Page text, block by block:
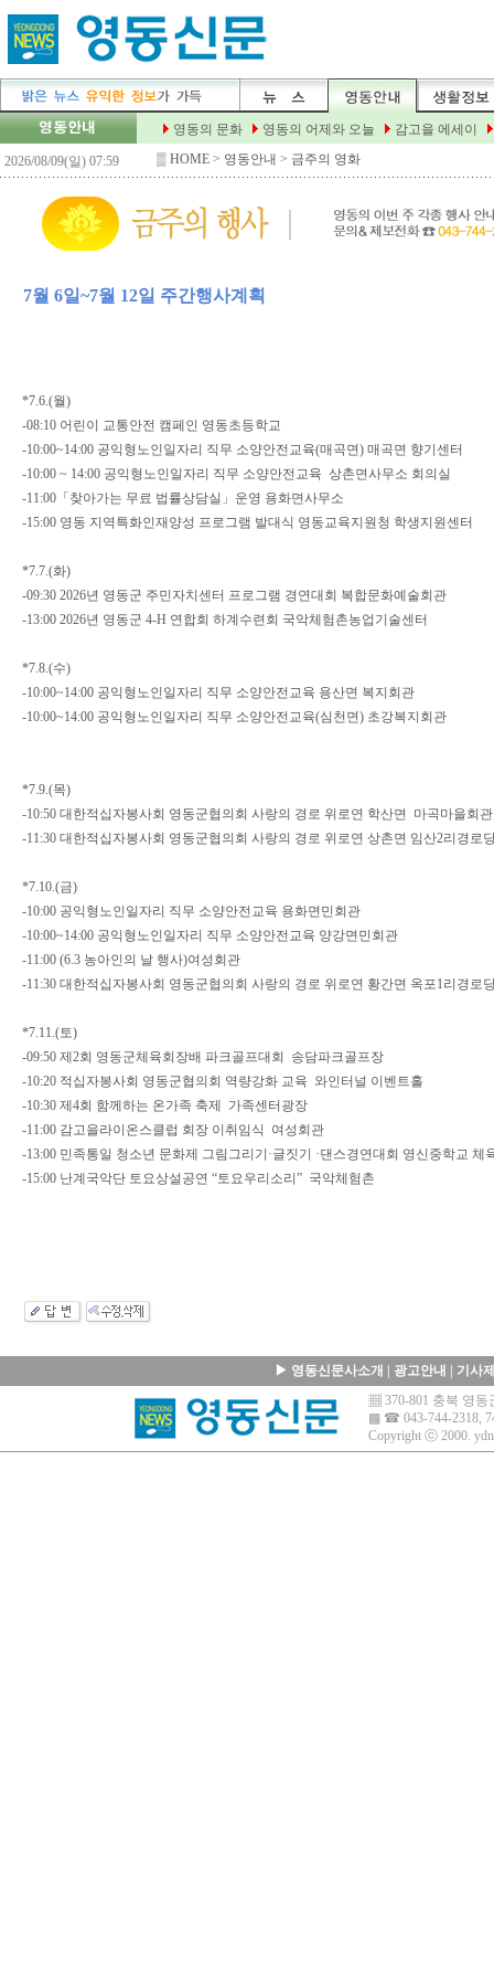
▒ HOME > 영동안내 > 금주의 영화
7월 6일~7월 12일 주간행사계획
*7.6.(월)
-08:10 어린이 교통안전 캠페인 영동초등학교
-10:00~14:00 공익형노인일자리 직무 소양안전교육(매곡면) 매곡면 향기센터
-10:00 ~ 14:00 공익형노인일자리 직무 소양안전교육 상촌면사무소 회의실
-11:00「찾아가는 무료 법률상담실」운영 용화면사무소
-15:00 영동 지역특화인재양성 프로그램 발대식 영동교육지원청 학생지원센터
*7.7.(화)
-09:30 2026년 영동군 주민자치센터 프로그램 경연대회 복합문화예술회관
-13:00 2026년 영동군 4-H 연합회 하계수련회 국악체험촌농업기술센터
*7.8.(수)
-10:00~14:00 공익형노인일자리 직무 소양안전교육 용산면 복지회관
-10:00~14:00 공익형노인일자리 직무 소양안전교육(심천면) 초강복지회관
*7.9.(목)
-10:50 대한적십자봉사회 영동군협의회 사랑의 경로 위로연 학산면 마곡마을회
-11:30 대한적십자봉사회 영동군협의회 사랑의 경로 위로연 상촌면 임산2리경로
*7.10.(금)
-10:00 공익형노인일자리 직무 소양안전교육 용화면민회관
-10:00~14:00 공익형노인일자리 직무 소양안전교육 양강면민회관
-11:00 (6.3 농아인의 날 행사)여성회관
-11:30 대한적십자봉사회 영동군협의회 사랑의 경로 위로연 황간면 옥포1리경로
*7.11.(토)
-09:50 제2회 영동군체육회장배 파크골프대회 송담파크골프장
-10:20 적십자봉사회 영동군협의회 역량강화 교육 와인터널 이벤트홀
-10:30 제4회 함께하는 온가족 축제 가족센터광장
-11:00 감고을라이온스클럽 회장 이취임식 여성회관
-13:00 민족통일 청소년 문화제 그림그리기·글짓기 ·댄스경연대회 영신중학교 체
-15:00 난계국악단 토요상설공연 “토요우리소리” 국악체험촌
▶ 영동신문사소개 광고안내
기사
▦ 370-801 충북 영
▩ ☎ 043-744-2318,
Copyright ⓒ 2000.